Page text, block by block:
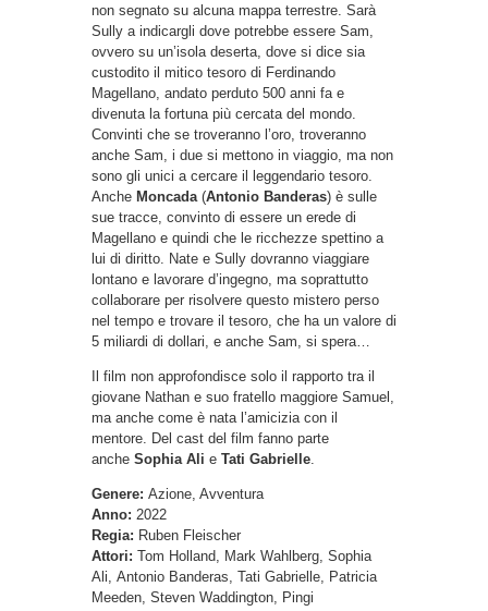
non segnato su alcuna mappa terrestre. Sarà
Sully a indicargli dove potrebbe essere Sam,
ovvero su un’isola deserta, dove si dice sia
custodito il mitico tesoro di Ferdinando
Magellano, andato perduto 500 anni fa e
divenuta la fortuna più cercata del mondo.
Convinti che se troveranno l’oro, troveranno
anche Sam, i due si mettono in viaggio, ma non
sono gli unici a cercare il leggendario tesoro.
Anche Moncada(Antonio Banderas) è sulle
sue tracce, convinto di essere un erede di
Magellano e quindi che le ricchezze spettino a
lui di diritto. Nate e Sully dovranno viaggiare
lontano e lavorare d’ingegno, ma soprattutto
collaborare per risolvere questo mistero perso
nel tempo e trovare il tesoro, che ha un valore di
5 miliardi di dollari, e anche Sam, si spera…
Il film non approfondisce solo il rapporto tra il
giovane Nathan e suo fratello maggiore Samuel,
ma anche come è nata l’amicizia con il
mentore. Del cast del film fanno parte
anche Sophia Ali e Tati Gabrielle.
Genere: Azione, Avventura
Anno: 2022
Regia: Ruben Fleischer
Attori: Tom Holland, Mark Wahlberg, Sophia
Ali, Antonio Banderas, Tati Gabrielle, Patricia
Meeden, Steven Waddington, Pingi